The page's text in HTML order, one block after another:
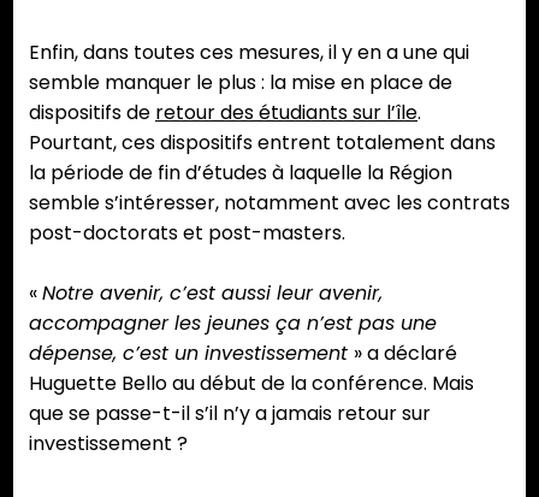
Enfin, dans toutes ces mesures, il y en a une qui
semble manquer le plus : la mise en place de
dispositifs de retour des étudiants sur l’île.
Pourtant, ces dispositifs entrent totalement dans
la période de fin d’études à laquelle la Région
semble s’intéresser, notamment avec les contrats
post-doctorats et post-masters.
«Notre avenir, c’est aussi leur avenir,
accompagner les jeunes ça n’est pas une
dépense, c’est un investissement » a déclaré
Huguette Bello au début de la conférence. Mais
que se passe-t-il s’il n’y a jamais retour sur
investissement ?